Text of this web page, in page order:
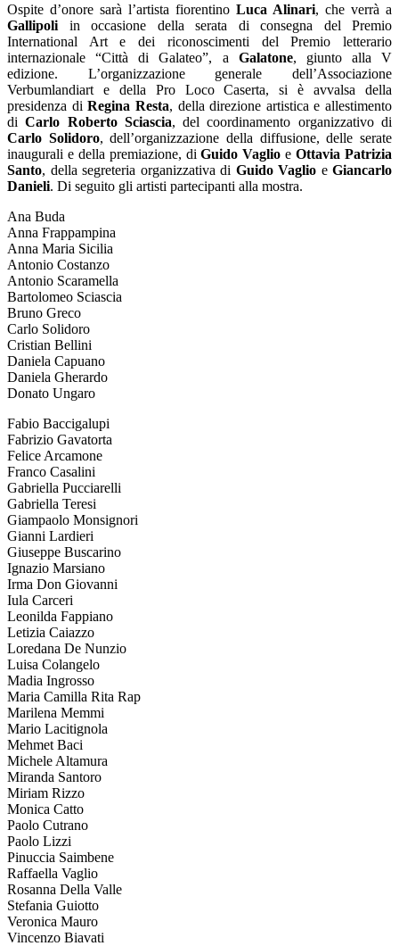
Ospite d’onore sarà l’artista fiorentino Luca Alinari, che verrà a
Gallipoli in occasione della serata di consegna del Premio
International Art e dei riconoscimenti del Premio letterario
internazionale “Città di Galateo”, a Galatone, giunto alla V
edizione. L’organizzazione generale dell’Associazione
Verbumlandiart e della Pro Loco Caserta, si è avvalsa della
presidenza diRegina Resta, della direzione artistica e allestimento
diCarlo Roberto Sciascia, del coordinamento organizzativo di
Carlo Solidoro, dell’organizzazione della diffusione, delle serate
inaugurali e della premiazione, diGuido Vaglio eOttavia Patrizia
Santo, della segreteria organizzativa di Guido Vaglio e Giancarlo
Danieli. Di seguito gli artisti partecipanti alla mostra.
Ana Buda
Anna Frappampina
Anna Maria Sicilia
Antonio Costanzo
Antonio Scaramella
Bartolomeo Sciascia
Bruno Greco
Carlo Solidoro
Cristian Bellini
Daniela Capuano
Daniela Gherardo
Donato Ungaro
Fabio Baccigalupi
Fabrizio Gavatorta
Felice Arcamone
Franco Casalini
Gabriella Pucciarelli
Gabriella Teresi
Giampaolo Monsignori
Gianni Lardieri
Giuseppe Buscarino
Ignazio Marsiano
Irma Don Giovanni
Iula Carceri
Leonilda Fappiano
Letizia Caiazzo
Loredana De Nunzio
Luisa Colangelo
Madia Ingrosso
Maria Camilla Rita Rap
Marilena Memmi
Mario Lacitignola
Mehmet Baci
Michele Altamura
Miranda Santoro
Miriam Rizzo
Monica Catto
Paolo Cutrano
Paolo Lizzi
Pinuccia Saimbene
Raffaella Vaglio
Rosanna Della Valle
Stefania Guiotto
Veronica Mauro
Vincenzo Biavati